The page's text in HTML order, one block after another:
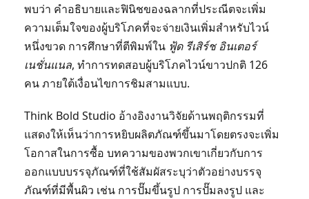
พบว่า คำอธิบายและฟินิชของฉลากที่ประณีตจะเพิ่ม
ความเต็มใจของผู้บริโภคที่จะจ่ายเงินเพิ่มสำหรับไวน์
หนึ่งขวด การศึกษาที่ตีพิมพ์ใน ฟู้ด รีเสิร์ช อินเตอร์
เนชั่นแนล, ทำการทดสอบผู้บริโภคไวน์ขาวปกติ 126
คน ภายใต้เงื่อนไขการชิมสามแบบ.
Think Bold Studio อ้างอิงงานวิจัยด้านพฤติกรรมที่
แสดงให้เห็นว่าการหยิบผลิตภัณฑ์ขึ้นมาโดยตรงจะเพิ่ม
โอกาสในการซื้อ บทความของพวกเขาเกี่ยวกับการ
ออกแบบบรรจุภัณฑ์ที่ใช้สัมผัสระบุว่าตัวอย่างบรรจุ
ภัณฑ์ที่มีพื้นผิว เช่น การปั๊มขึ้นรูป การปั๊มลงรูป และ